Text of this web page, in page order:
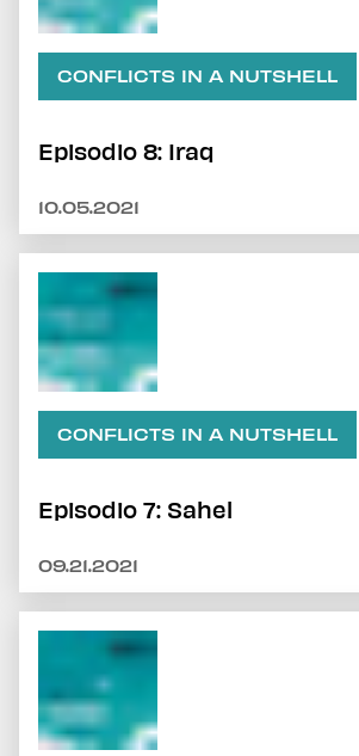
CONFLICTS IN A NUTSHELL
Episodio 8: Iraq
10.05.2021
CONFLICTS IN A NUTSHELL
Episodio 7: Sahel
09.21.2021